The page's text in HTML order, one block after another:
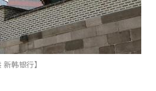
韩银行】